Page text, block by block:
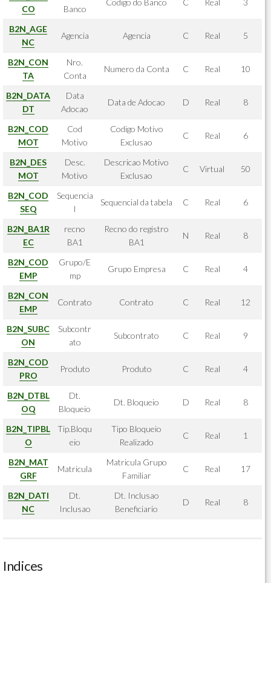
CO
Banco
Codigo do Banco C Real 3
B2N_AGE
NC
Agencia Agencia C Real 5
B2N_CON
TA
Nro.
Conta
Numero da Conta C Real 10
B2N_DATA
DT
Data
Adocao
Data de Adocao D Real 8
B2N_COD
MOT
Cod
Motivo
Codigo Motivo
Exclusao
C Real 6
B2N_DES
MOT
Desc.
Motivo
Descricao Motivo
Exclusao
C Virtual 50
B2N_COD
SEQ
Sequencia
l
Sequencial da tabela C Real 6
B2N_BA1R
EC
recno
BA1
Recno do registro
BA1
N Real 8
B2N_COD
EMP
Grupo/E
mp
Grupo Empresa C Real 4
B2N_CON
EMP
Contrato Contrato C Real 12
B2N_SUBC
ON
Subcontr
ato
Subcontrato C Real 9
B2N_COD
PRO
Produto Produto C Real 4
B2N_DTBL
OQ
Dt.
Bloqueio
Dt. Bloqueio D Real 8
B2N_TIPBL
O
Tip.Bloqu
eio
Tipo Bloqueio
Realizado
C Real 1
B2N_MAT
GRF
Matricula
Matricula Grupo
Familiar
C Real 17
B2N_DATI
NC
Dt.
Inclusao
Dt. Inclusao
Beneficiario
D Real 8
Indices